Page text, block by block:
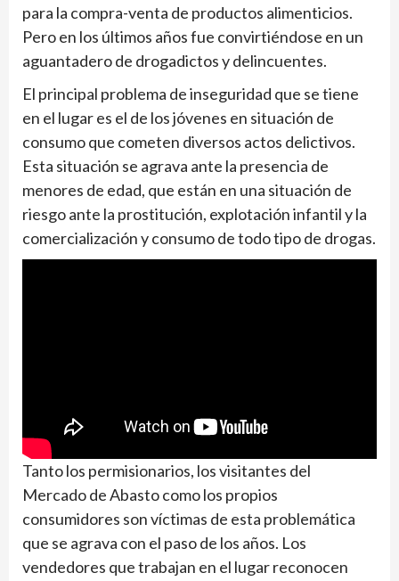
para la compra-venta de productos alimenticios.
Pero en los últimos años fue convirtiéndose en un
aguantadero de drogadictos y delincuentes.
El principal problema de inseguridad que se tiene
en el lugar es el de los jóvenes en situación de
consumo que cometen diversos actos delictivos.
Esta situación se agrava ante la presencia de
menores de edad, que están en una situación de
riesgo ante la prostitución, explotación infantil y la
comercialización y consumo de todo tipo de drogas.
Tanto los permisionarios, los visitantes del
Mercado de Abasto como los propios
consumidores son víctimas de esta problemática
que se agrava con el paso de los años. Los
vendedores que trabajan en el lugar reconocen